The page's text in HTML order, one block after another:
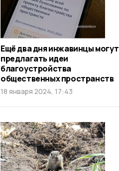
Ещё два дня инжавинцы могут
предлагать идеи
благоустройства
общественных пространств
18 января 2024, 17:43